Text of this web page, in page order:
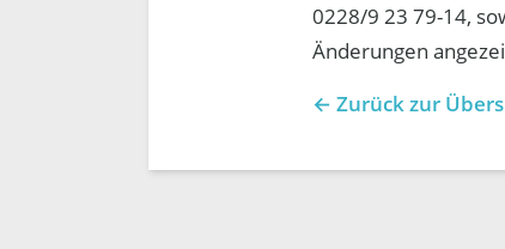
0228/9 23 79-14,
Änderungen
← Zurück zur